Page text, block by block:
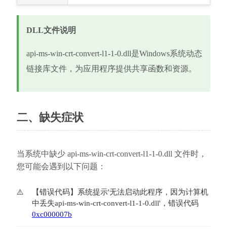
DLL文件说明
api-ms-win-crt-convert-l1-1-0.dll是Windows系统动态
链接库文件，为应用程序提供共享函数和资源。
二、缺失症状
当系统中缺少 api-ms-win-crt-convert-l1-1-0.dll 文件时，
您可能会遇到以下问题：
【错误代码】系统提示'无法启动此程序，因为计算机
中丢失api-ms-win-crt-convert-l1-1-0.dll'，错误代码
0xc000007b